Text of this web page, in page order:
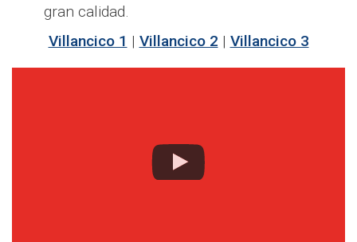
gran calidad.
Villancico 1 | Villancico 2 | Villancico 3